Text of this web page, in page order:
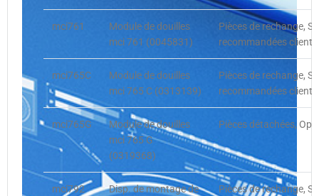
mci761
Module de douilles
mci 761 (0045831)
Pièces de rechange,
recommandées client,
mci765C
Module de douilles
mci 765 C (0313139)
Pièces de rechange,
recommandées client,
mci765G
Module de douilles
mci 765 G
(0319368)
Pièces détachées,
mci792
Disp. de montage de
Pièces de rechange,